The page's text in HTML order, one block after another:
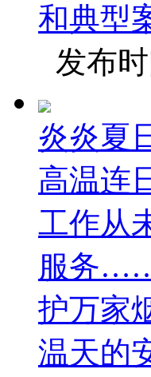
和典型
发布
炎炎夏
高温连
工作从
服务……
护万家
温天的